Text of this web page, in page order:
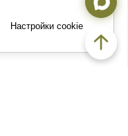
Настройки cookie